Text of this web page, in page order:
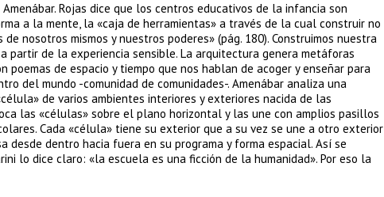
Rojas dice que los centros educativos de la infancia son
a la mente, la «caja de herramientas» a través de la cual construir no
nosotros mismos y nuestros poderes» (pág. 180). Construimos nuestra
partir de la experiencia sensible. La arquitectura genera metáforas
poemas de espacio y tiempo que nos hablan de acoger y enseñar para
del mundo -comunidad de comunidades-. Amenábar analiza una
de varios ambientes interiores y exteriores nacida de las
las «células» sobre el plano horizontal y las une con amplios pasillos
Cada «célula» tiene su exterior que a su vez se une a otro exterior
desde dentro hacia fuera en su programa y forma espacial. Así se
lo dice claro: «la escuela es una ficción de la humanidad». Por eso la